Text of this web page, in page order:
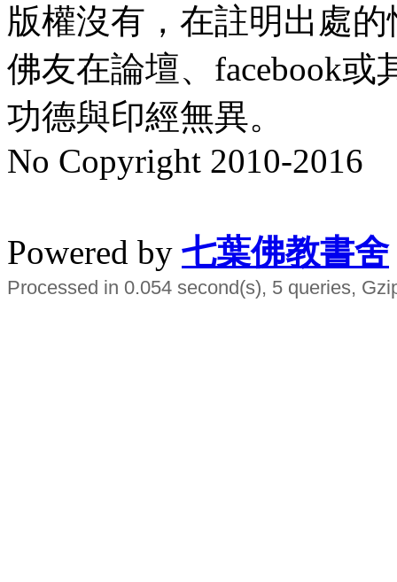
版權沒有，在註明出處
佛友在論壇、facebook
功德與印經無異。
No Copyright 2010-2016
Powered by 七葉佛教書舍
Processed in 0.054 second(s), 5 queries,